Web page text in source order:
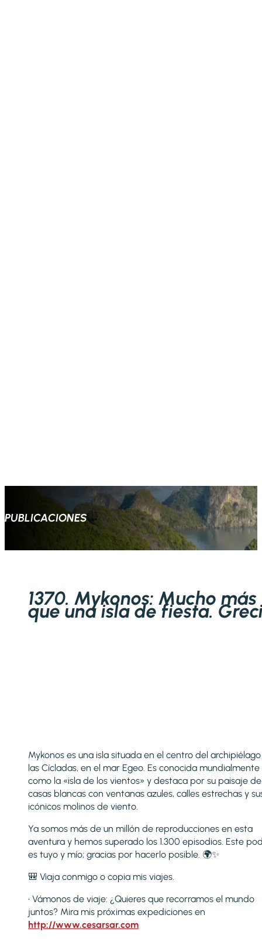
PUBLICACIONES
1370. Mykonos: Mucho más
que una isla de fiesta.
Mykonos es una isla situada en el centro del
las Cícladas, en el mar Egeo. Es conocida mundialmente
como la «isla de los vientos» y destaca por su paisaje de
casas blancas con ventanas azules, calles estrechas y
icónicos molinos de viento.
Ya somos más de un millón de reproducciones en esta
aventura y hemos superado los 1.300 episodios. Este
es tuyo y mío; gracias por hacerlo posible. 🌍✨
🎒 Viaja conmigo o copia mis viajes.
• Vámonos de viaje: ¿Quieres que recorramos el mundo
juntos? Mira mis próximas expediciones en
http://www.cesarsar.com